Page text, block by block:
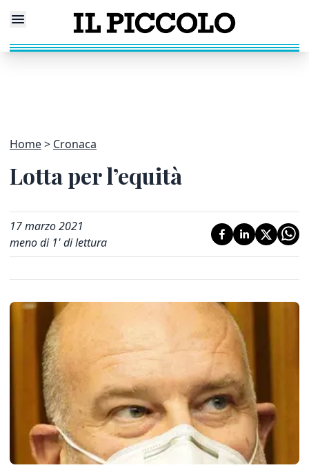
Home Cronaca
Lotta per l’equità
17 marzo 2021
meno di 1' di lettura